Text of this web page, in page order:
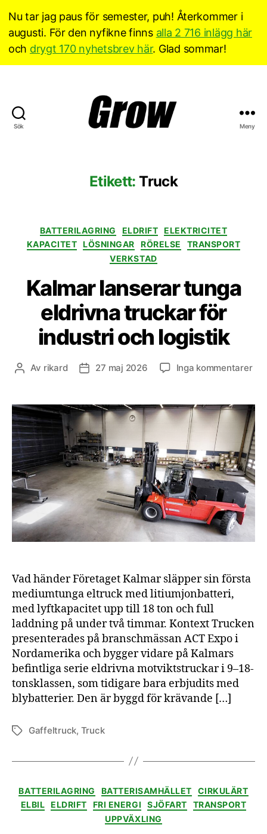
Nu tar jag paus för semester, puh! Återkommer i
augusti. För den nyfikne finns alla 2 716 inlägg här
och drygt 170 nyhetsbrev här. Glad sommar!
Sök Meny
Etikett: Truck
Kategorier
BATTERILAGRING ELDRIFT
ELEKTRICITET
KAPACITET
LÖSNINGAR RÖRELSE
TRANSPORT
VERKSTAD
Kalmar lanserar tunga
eldrivna truckar för
industri och logistik
Inläggsförfattare
Av rikard Inläggsdatum
27 maj 2026 Inga kommentarertill
för
och
Vad händer Företaget Kalmar släpper sin första
mediumtunga eltruck med litiumjonbatteri,
med lyftkapacitet upp till 18 ton och full
laddning på under två timmar. Kontext Trucken
presenterades på branschmässan ACT Expo i
Nordamerika och bygger vidare på Kalmars
befintliga serie eldrivna motviktstruckar i 9–18-
tonsklassen, som tidigare bara erbjudits med
blybatterier. Den är byggd för krävande […]
EtiketterGaffeltruck, Truck
Kategorier
BATTERILAGRING BATTERISAMHÄLLET
CIRKULÄRT
ELBIL
ELDRIFT FRI ENERGI SJÖFART
TRANSPORT
UPPVÄXLING